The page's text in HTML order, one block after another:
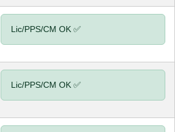
Lic/PPS/CM OK ✅
Lic/PPS/CM OK ✅